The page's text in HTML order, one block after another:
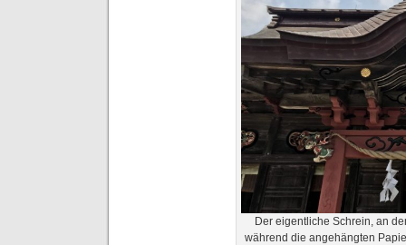
Der eigentliche Schrein, an
während die angehängten